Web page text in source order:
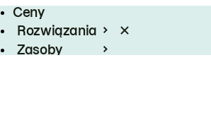
Ceny
Rozwiązania
Zasoby